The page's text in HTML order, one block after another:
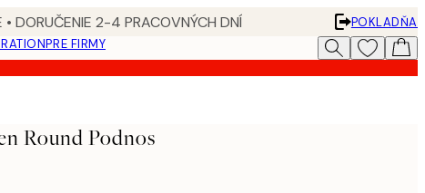
DORUČENIE 2-4 PRACOVNÝCH DNÍ
POKLADŇA
PRE FIRMY
Round Podnos